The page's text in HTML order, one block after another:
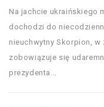
Na jachcie ukraińskiego
dochodzi do
nieuchwytny Skorpion,
zobowiązuje się
prezydenta...